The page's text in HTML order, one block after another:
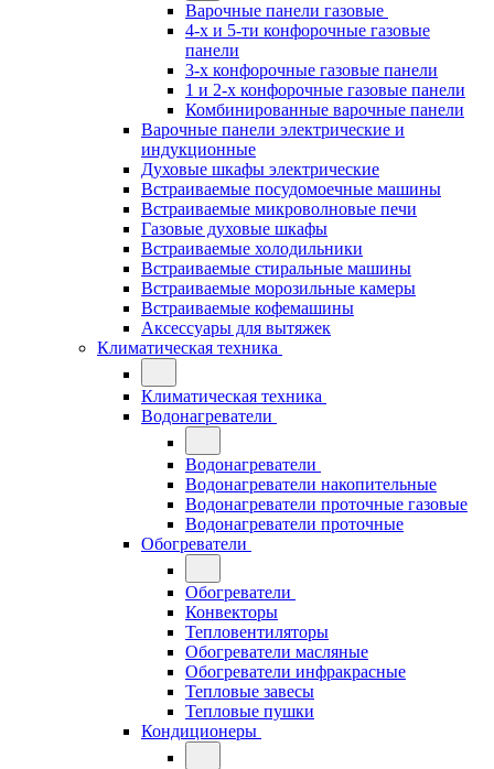
Варочные панели газовые
4-х и 5-ти конфорочные газовые
панели
3-х конфорочные газовые панели
1 и 2-х конфорочные газовые панели
Комбинированные варочные панели
Варочные панели электрические и
индукционные
Духовые шкафы электрические
Встраиваемые посудомоечные машины
Встраиваемые микроволновые печи
Газовые духовые шкафы
Встраиваемые холодильники
Встраиваемые стиральные машины
Встраиваемые морозильные камеры
Встраиваемые кофемашины
Аксессуары для вытяжек
Климатическая техника
Климатическая техника
Водонагреватели
Водонагреватели
Водонагреватели накопительные
Водонагреватели проточные газовые
Водонагреватели проточные
Обогреватели
Обогреватели
Конвекторы
Тепловентиляторы
Обогреватели масляные
Обогреватели инфракрасные
Тепловые завесы
Тепловые пушки
Кондиционеры